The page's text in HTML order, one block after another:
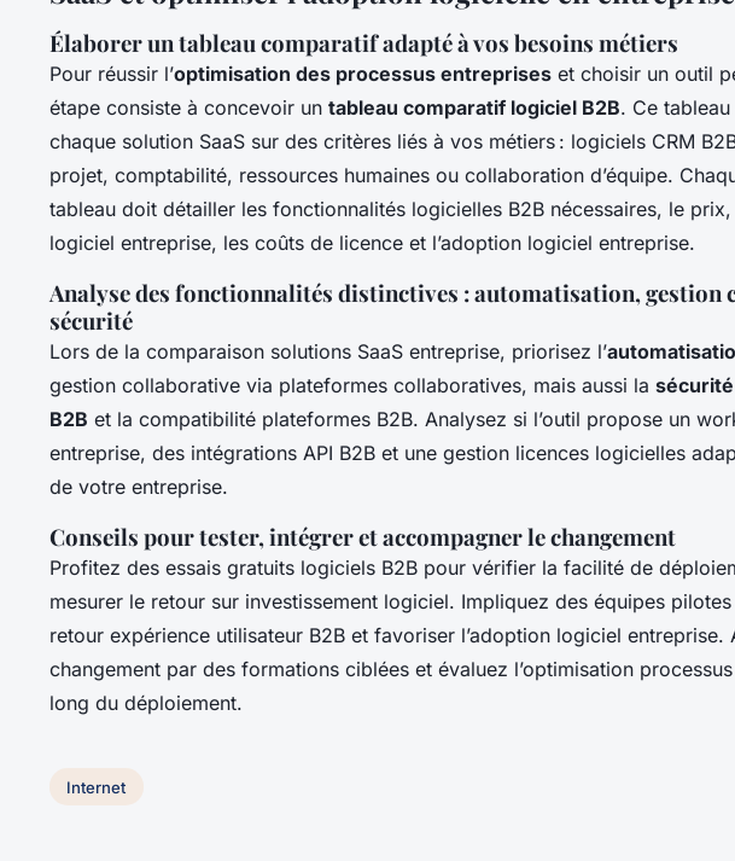
Élaborer un tableau comparatif adapté à vos besoins métiers
Pour réussir l’optimisation des processus entreprises et choisir un outil
étape consiste à concevoir un tableau comparatif logiciel B2B. Ce
chaque solution SaaS sur des critères liés à vos métiers : logiciels CRM
projet, comptabilité, ressources humaines ou collaboration d’équipe.
tableau doit détailler les fonctionnalités logicielles B2B nécessaires, le prix,
logiciel entreprise, les coûts de licence et l’adoption logiciel entreprise.
Analyse des fonctionnalités distinctives : automatisation, gestion
sécurité
Lors de la comparaison solutions SaaS entreprise, priorisez l’
gestion collaborative via plateformes collaboratives, mais aussi la
B2B et la compatibilité plateformes B2B. Analysez si l’outil propose un
entreprise, des intégrations API B2B et une gestion licences logicielles
de votre entreprise.
Conseils pour tester, intégrer et accompagner le changement
Profitez des essais gratuits logiciels B2B pour vérifier la facilité de
mesurer le retour sur investissement logiciel. Impliquez des équipes
retour expérience utilisateur B2B et favoriser l’adoption logiciel entreprise.
changement par des formations ciblées et évaluez l’optimisation
long du déploiement.
Internet